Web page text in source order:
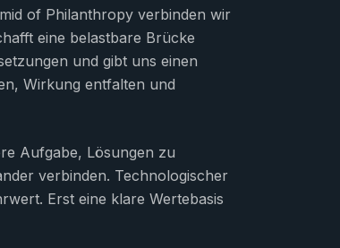
of Philanthropy verbinden wir
eine belastbare Brücke
und gibt uns einen
Wirkung entfalten und
Aufgabe, Lösungen zu
verbinden. Technologischer
Erst eine klare Wertebasis